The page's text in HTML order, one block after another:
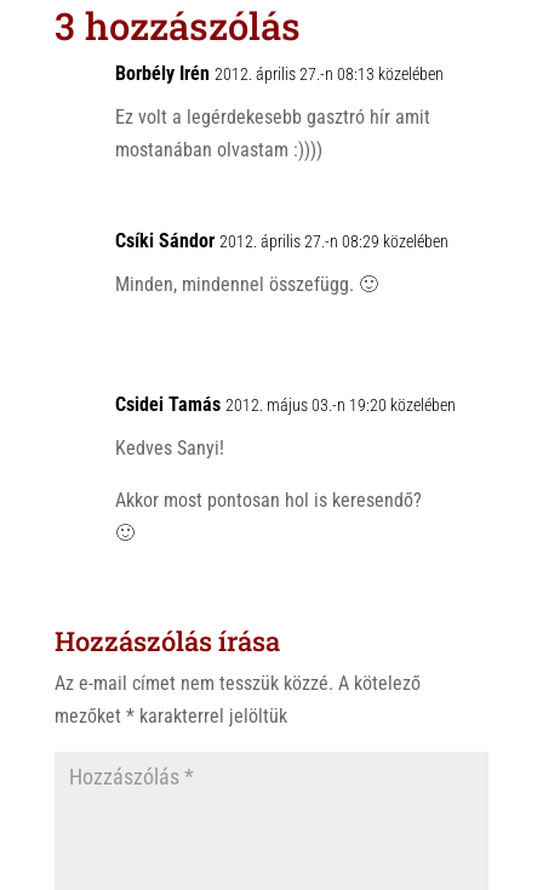
A
o
o
k
3 hozzászólás
Borbély Irén 2012. április 27.-n 08:13 közelében
Ez volt a legérdekesebb gasztró hír amit
mostanában olvastam :))))
Csíki Sándor 2012. április 27.-n 08:29 közelében
Minden, mindennel összefügg. 🙂
Csidei Tamás 2012. május 03.-n 19:20 közelében
Kedves Sanyi!
Akkor most pontosan hol is keresendő?
🙂
Hozzászólás írása
Az e-mail címet nem tesszük közzé. A kötelező
mezőket *karakterrel jelöltük